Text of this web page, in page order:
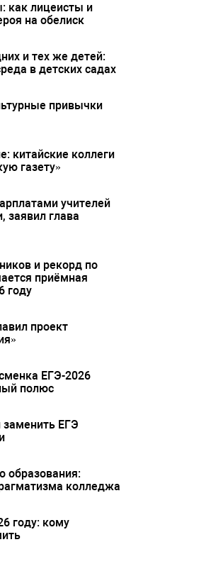
как лицеисты и
на обелиск
и тех же детей:
в детских садах
привычки
китайские коллеги
газету»
учителей
заявил глава
и рекорд по
приёмная
году
проект
ЕГЭ-2026
полюс
ЕГЭ
образования:
колледжа
году: кому